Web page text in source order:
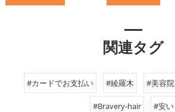
関連タグ
#カードでお支払い #綾羅木 #美容院
#Bravery-hair #安い